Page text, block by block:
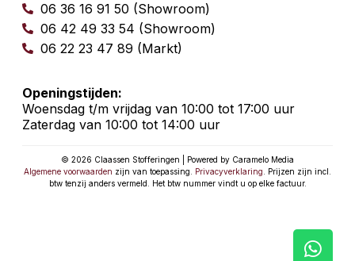
06 36 16 91 50 (Showroom)
06 42 49 33 54 (Showroom)
06 22 23 47 89 (Markt)
Openingstijden:
Woensdag t/m vrijdag van 10:00 tot 17:00 uur
Zaterdag van 10:00 tot 14:00 uur
© 2026 Claassen Stofferingen | Powered by Caramelo Media
Algemene voorwaarden zijn van toepassing. Privacyverklaring . Prijzen zijn incl.
btw tenzij anders vermeld. Het btw nummer vindt u op elke factuur.